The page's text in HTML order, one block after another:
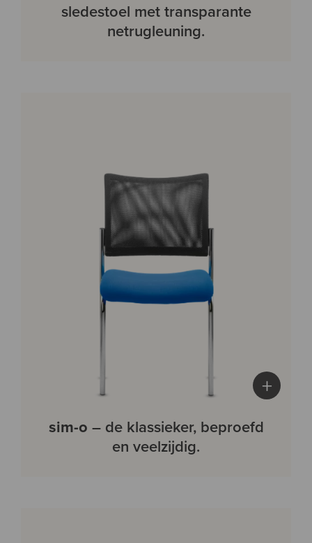
sledestoel met transparante
netrugleuning.
+
sim-o – de klassieker, beproefd
en veelzijdig.